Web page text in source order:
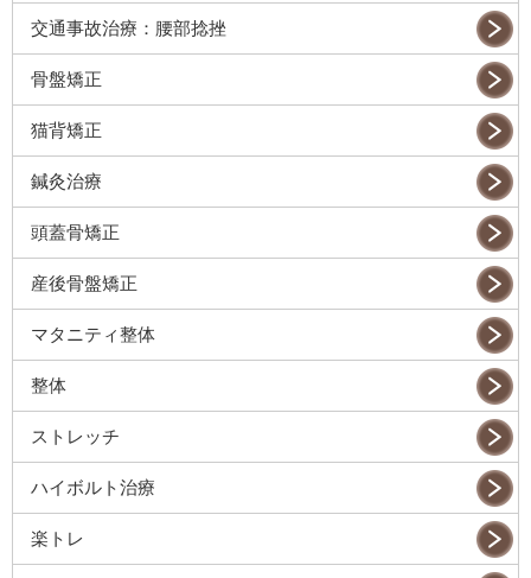
交通事故治療：腰部捻挫
骨盤矯正
猫背矯正
鍼灸治療
頭蓋骨矯正
産後骨盤矯正
マタニティ整体
整体
ストレッチ
ハイボルト治療
楽トレ